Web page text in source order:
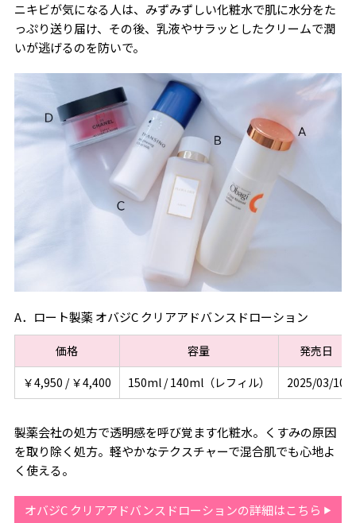
ニキビが気になる人は、みずみずしい化粧水で肌に水分をた
っぷり送り届け、その後、乳液やサラッとしたクリームで潤
いが逃げるのを防いで。
A．ロート製薬 オバジC クリアアドバンスドローション
価格 容量
発売日
￥4,950 / ￥4,400
150ml / 140ml（レフィル） 2025/03/10
製薬会社の処方で透明感を呼び覚ます化粧水。くすみの原因
を取り除く処方。軽やかなテクスチャーで混合肌でも心地よ
く使える。
オバジC クリアアドバンスドローションの詳細はこちら